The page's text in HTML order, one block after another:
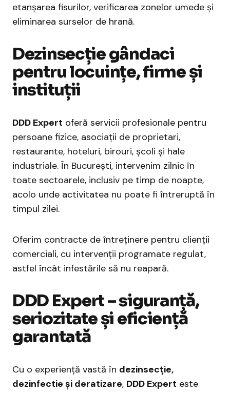
etanșarea fisurilor, verificarea zonelor umede și
eliminarea surselor de hrană.
Dezinsecție gândaci
pentru locuințe, firme și
instituții
DDD Expert oferă servicii profesionale pentru
persoane fizice, asociații de proprietari,
restaurante, hoteluri, birouri, școli și hale
industriale. În București, intervenim zilnic în
toate sectoarele, inclusiv pe timp de noapte,
acolo unde activitatea nu poate fi întreruptă în
timpul zilei.
Oferim contracte de întreținere pentru clienții
comerciali, cu intervenții programate regulat,
astfel încât infestările să nu reapară.
DDD Expert – siguranță,
seriozitate și eficiență
garantată
Cu o experiență vastă în dezinsecție,
dezinfectie și deratizare, DDD Expert este